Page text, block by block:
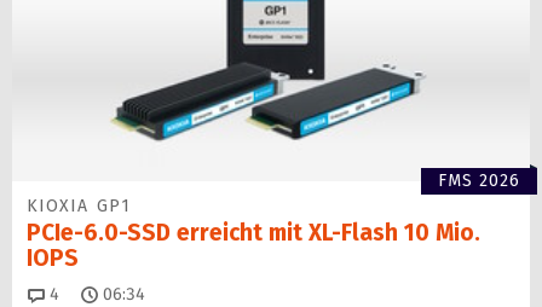
FMS 2026
KIOXIA GP1
PCIe-6.0-SSD erreicht mit XL-Flash 10 Mio.
IOPS
4 Kommentare
06:34